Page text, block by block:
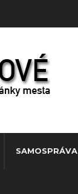
SAMOSPRÁVA